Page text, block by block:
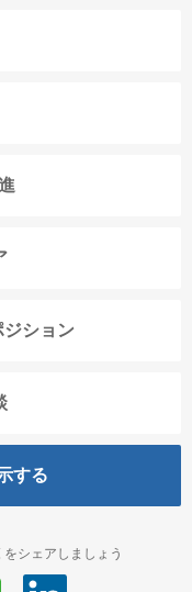
ジション
する
シェアしましょう